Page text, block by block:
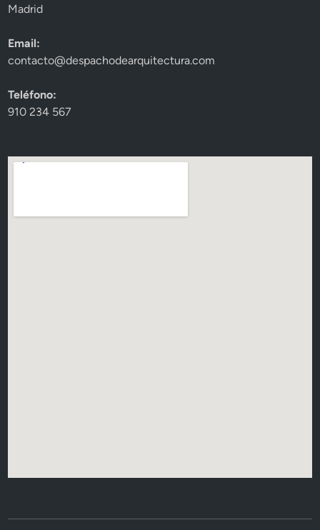
Madrid
Email:
contacto@despachodearquitectura.com
Teléfono:
910 234 567